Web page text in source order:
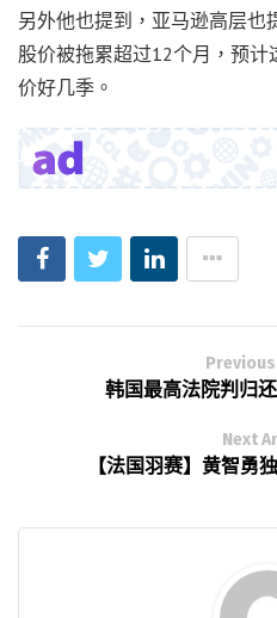
另外他也提到，亚马逊高层也
股价被拖累超过12个月，预计
价好几季。
韩国最高法院判归
Next
【法国羽赛】黄智勇